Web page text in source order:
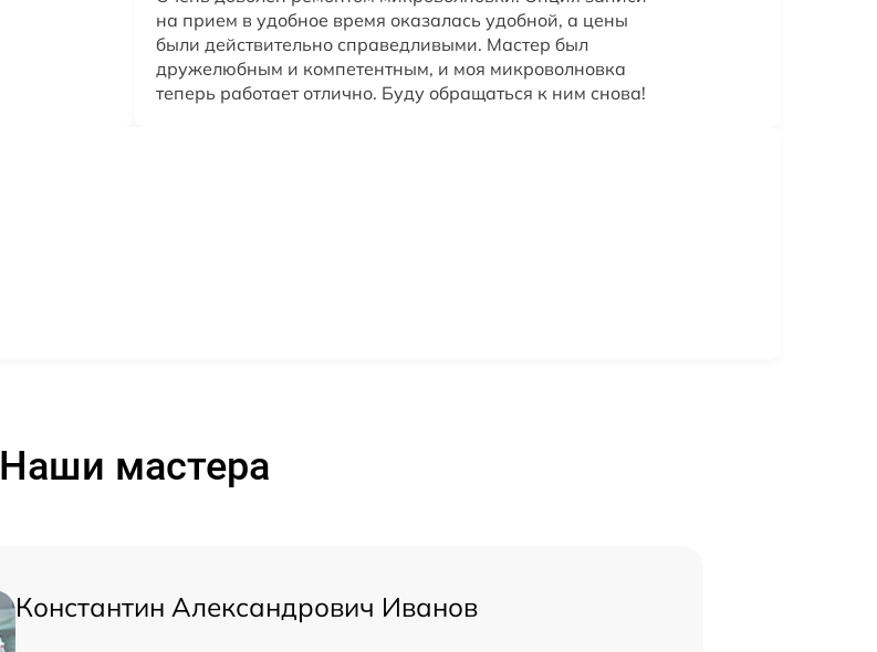
на прием в удобное время оказалась удобной, а цены
были действительно справедливыми. Мастер был
дружелюбным и компетентным, и моя микроволновка
теперь работает отлично. Буду обращаться к ним снова!
Наши мастера
Константин Александрович Иванов